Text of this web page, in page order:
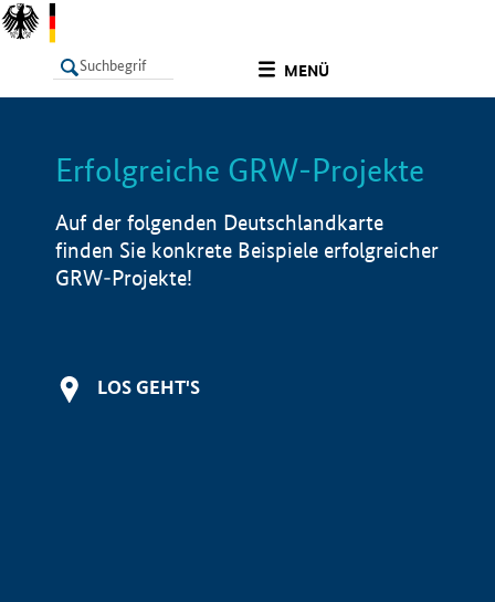
MENÜ
LISTE Info
Erfolgreiche GRW-Projekte
Auf der folgenden Deutschlandkarte
finden Sie konkrete Beispiele erfolgreicher
GRW-Projekte!
LOS GEHT'S